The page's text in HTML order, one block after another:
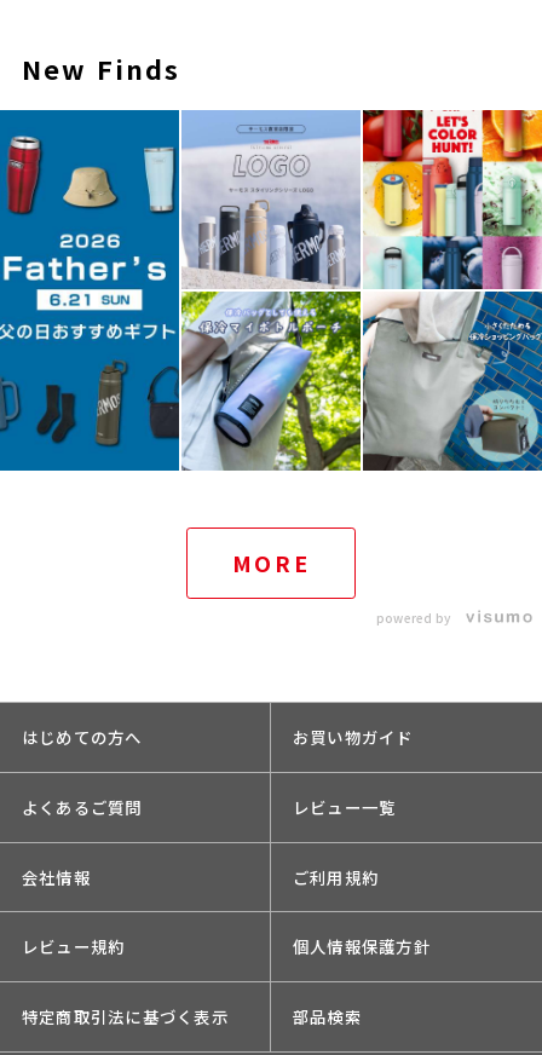
New Finds
MORE
powered by
はじめての方へ お買い物ガイド
よくあるご質問 レビュー一覧
会社情報 ご利用規約
レビュー規約 個人情報保護方針
特定商取引法に基づく表示 部品検索